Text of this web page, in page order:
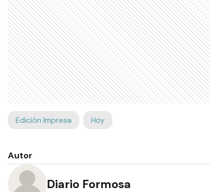
Edición Impresa Hoy
Autor
Diario Formosa